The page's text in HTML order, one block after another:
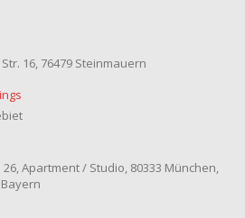
16, 76479 Steinmauern
Apartment / Studio, 80333 München,